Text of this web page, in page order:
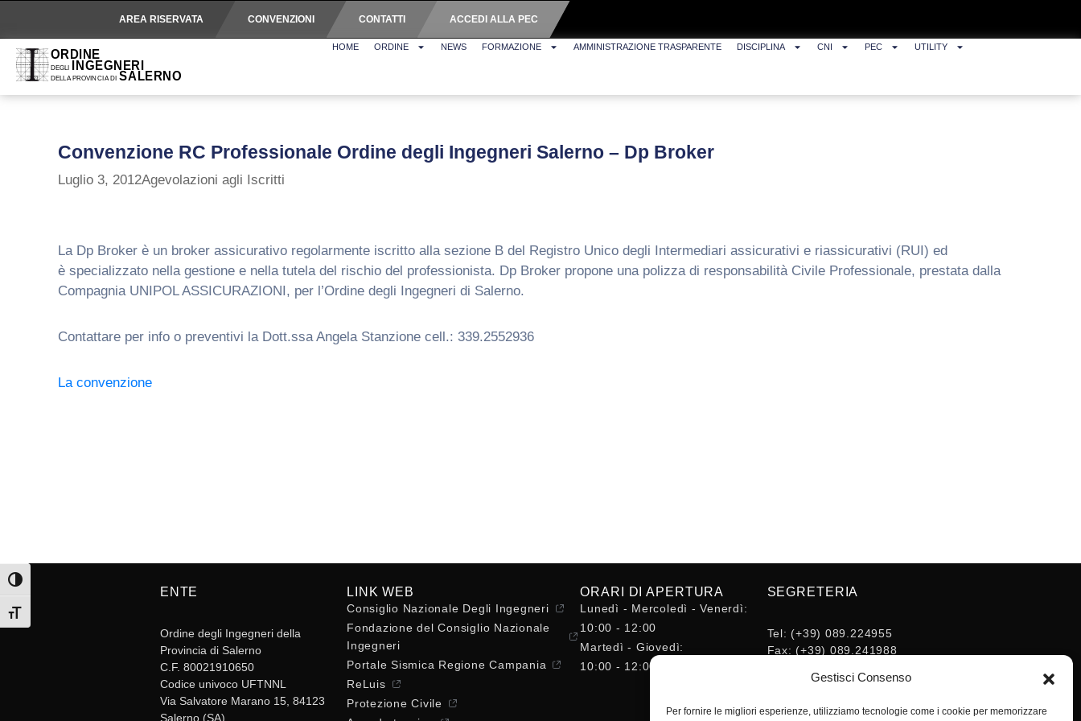
Gestisci Consenso
Per fornire le migliori esperienze, utilizziamo tecnologie come i cookie per memorizzare
AREA RISERVATA CONVENZIONI CONTATTI ACCEDI ALLA PEC
HOME ORDINE NEWS FORMAZIONE AMMINISTRAZIONE TRASPARENTE DISCIPLINA CNI PEC UTILITY
Convenzione RC Professionale Ordine degli Ingegneri Salerno – Dp Broker
Luglio 3, 2012Agevolazioni agli Iscritti
La Dp Broker è un broker assicurativo regolarmente iscritto alla sezione B del Registro Unico degli Intermediari assicurativi e riassicurativi (RUI) ed
è specializzato nella gestione e nella tutela del rischio del professionista. Dp Broker propone una polizza di responsabilità Civile Professionale, prestata dalla
Compagnia UNIPOL ASSICURAZIONI, per l’Ordine degli Ingegneri di Salerno.
Contattare per info o preventivi la Dott.ssa Angela Stanzione cell.: 339.2552936
La convenzione
Attiva/disattiva alto contrasto
Attiva/disattiva dimensione testo
ENTE
Ordine degli Ingegneri della
Provincia di Salerno
C.F. 80021910650
Codice univoco UFTNNL
Via Salvatore Marano 15, 84123
Salerno (SA)
LINK WEB
Consiglio Nazionale Degli Ingegneri
Fondazione del Consiglio Nazionale
Ingegneri
Portale Sismica Regione Campania
ReLuis
Protezione Civile
ORARI DI APERTURA
Lunedì - Mercoledì - Venerdì:
10:00 - 12:00
Martedì - Giovedì:
10:00 - 12:00 / 14:30 - 16:30
SEGRETERIA
Tel: (+39) 089.224955
Fax: (+39) 089.241988
segreteria@ordineingsa.it
segreteria.ordine@ordingsa.it